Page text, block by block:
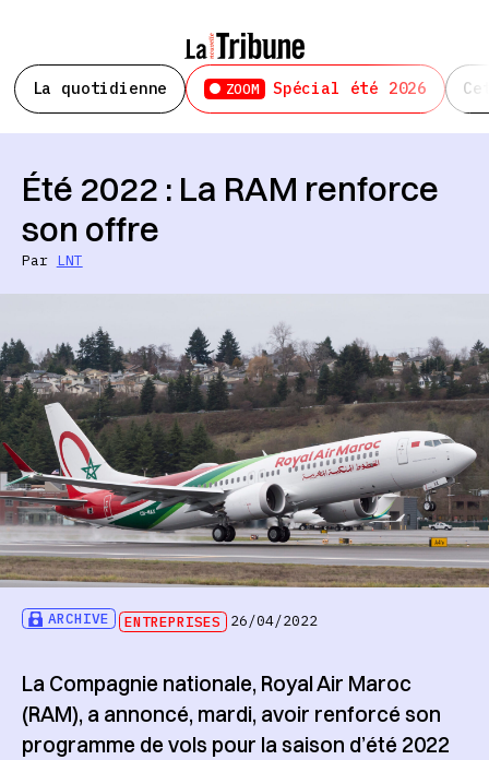
La quotidienne ZOOM Spécial été 2026
ARCHIVE ENTREPRISES 26/04/2022
Été 2022 : La RAM renforce
son offre
Par LNT
La Compagnie nationale, Royal Air Maroc
(RAM), a annoncé, mardi, avoir renforcé son
programme de vols pour la saison d’été 2022